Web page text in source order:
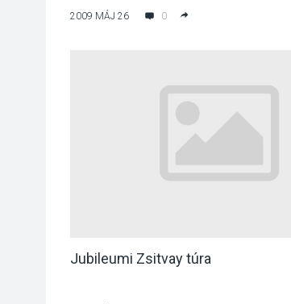
2009 MÁJ 26 0
Jubileumi Zsitvay túra